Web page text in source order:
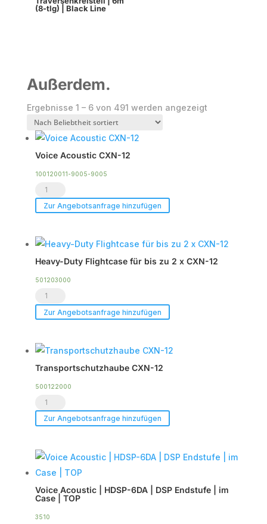
(8-tlg) | Black Line
Außerdem.
Ergebnisse 1 – 6 von 491 werden angezeigtNach
Voice Acoustic CXN-12
100120011-9005-9005
Voice
Acoustic
12
Menge
Zur Angebotsanfrage hinzufügen
Heavy-Duty Flightcase für bis zu 2 x CXN-12
501203000
Heavy-
Duty
für
zu
2
CXN-
Menge
Zur Angebotsanfrage hinzufügen
Transportschutzhaube CXN-12
500122000
Transportschutzhaube
CXN-
Menge
Zur Angebotsanfrage hinzufügen
Voice Acoustic | HDSP-6DA | DSP Endstufe | im
Case | TOP
3510